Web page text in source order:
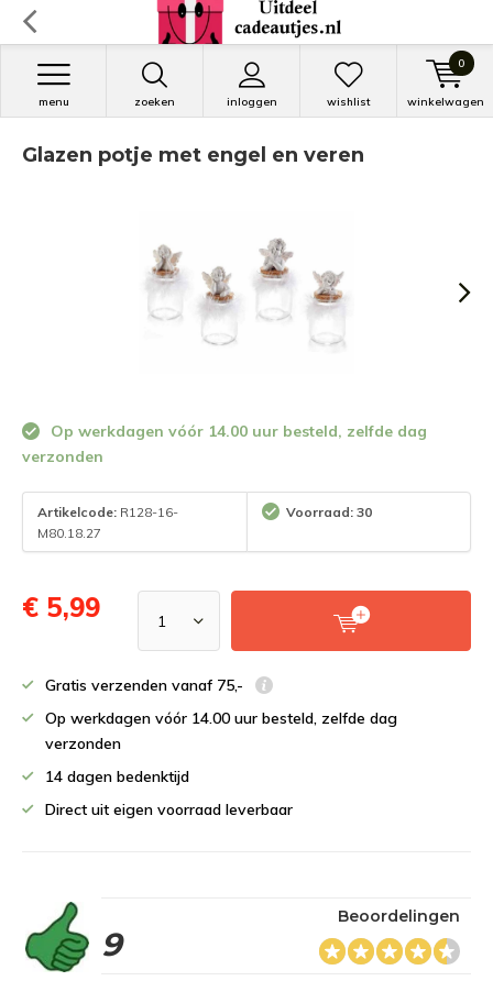
zoeken inloggen
menu wishlist winkelwagen
0
Glazen potje met engel en veren
Op werkdagen vóór 14.00 uur besteld, zelfde dag
verzonden
Artikelcode: R128-16-
M80.18.27
Voorraad: 30
€ 5,99
Gratis verzenden vanaf 75,-
Op werkdagen vóór 14.00 uur besteld, zelfde dag
verzonden
14 dagen bedenktijd
Direct uit eigen voorraad leverbaar
9
Beoordelingen